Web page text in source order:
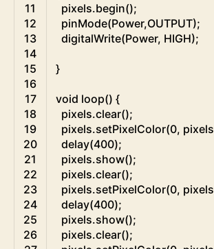
11
12
13
14
15
16
17
18
19
20
21
22
23
24
25
26
pixels.begin();
pinMode(Power,OUTPUT);
digitalWrite(Power, HIGH);
}
void loop() {
pixels.clear();
pixels.setPixelColor(0, pixels
delay(400);
pixels.show();
pixels.clear();
pixels.setPixelColor(0, pixels
delay(400);
pixels.show();
pixels.clear();